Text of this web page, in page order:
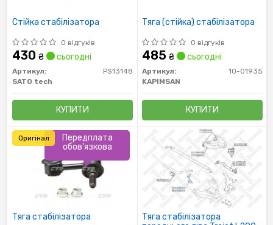
Стійка стабілізатора
0 відгуків
430 ₴ сьогодні
Артикул:
PS13148
SATO tech
КУПИТИ
Тяга (стійка) стабілізатора
0 відгуків
485 ₴ сьогодні
Артикул:
10-01935
KAPIMSAN
КУПИТИ
Тяга стабілізатора
Передплата
обов'язкова
Оригінал
Тяга стабілізатора